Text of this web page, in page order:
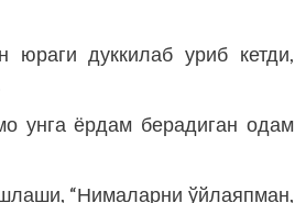
юраги дуккилаб уриб кетди,
унга ёрдам берадиган одам
“Нималарни ўйлаяпман,